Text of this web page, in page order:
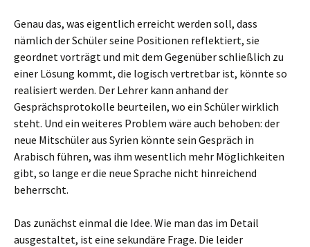
Genau das, was eigentlich erreicht werden soll, dass
nämlich der Schüler seine Positionen reflektiert, sie
geordnet vorträgt und mit dem Gegenüber schließlich zu
einer Lösung kommt, die logisch vertretbar ist, könnte so
realisiert werden. Der Lehrer kann anhand der
Gesprächsprotokolle beurteilen, wo ein Schüler wirklich
steht. Und ein weiteres Problem wäre auch behoben: der
neue Mitschüler aus Syrien könnte sein Gespräch in
Arabisch führen, was ihm wesentlich mehr Möglichkeiten
gibt, so lange er die neue Sprache nicht hinreichend
beherrscht.
Das zunächst einmal die Idee. Wie man das im Detail
ausgestaltet, ist eine sekundäre Frage. Die leider